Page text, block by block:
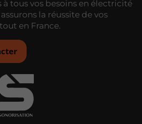
à tous vos besoins en électricité
la réussite de vos
en France.